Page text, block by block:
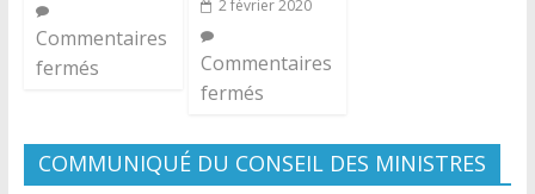
Commentaires
fermés
2 février 2020
Commentaires
fermés
COMMUNIQUÉ DU CONSEIL DES MINISTRES